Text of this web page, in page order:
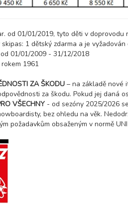
od 01/01/2019, tyto děti v
1 dětský zdarma a je
01/01/2009 - 31/12/2018
1961
ZA ŠKODU – na základě nové
za škodu. Pokud jej daná
VŠECHNY - od sezóny 2025/2026
bez ohledu na věk.
požadavkům obsaženým v normě